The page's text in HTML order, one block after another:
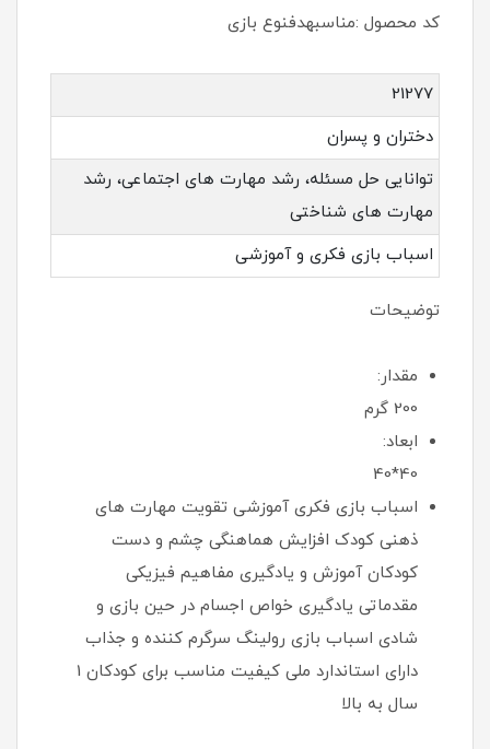
کد محصول :مناسبهدفنوع بازی
21277
دختران و پسران
توانایی حل مسئله، رشد مهارت های اجتماعی، رشد
مهارت های شناختی
اسباب بازی فکری و آموزشی
توضیحات
مقدار:
200 گرم
ابعاد:
40*40
اسباب بازی فکری آموزشی تقویت مهارت های
ذهنی کودک افزایش هماهنگی چشم و دست
کودکان آموزش و یادگیری مفاهیم فیزیکی
مقدماتی یادگیری خواص اجسام در حین بازی و
شادی اسباب بازی رولینگ سرگرم کننده و جذاب
دارای استاندارد ملی کیفیت مناسب برای کودکان 1
سال به بالا